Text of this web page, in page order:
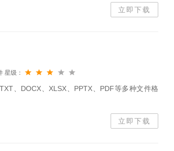
立即下载
星级：
、DOCX、XLSX、PPTX、PDF等多种文件格
立即下载